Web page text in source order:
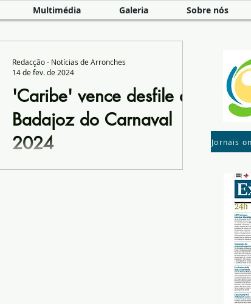
Multimédia Galeria Sobre nós
'Caribe' vence desfile de
Badajoz do Carnaval
2024
Los Ingots e Vaivén ocupam a segunda e
Redacção - Notícias de Arronches
14 de fev. de 2024
Jornais